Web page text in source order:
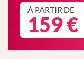
À PARTIR DE
159 €